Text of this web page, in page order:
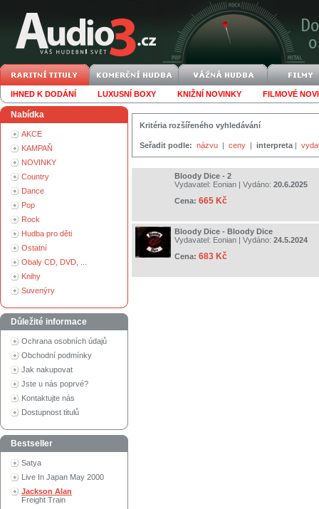
IHNED K DODÁNÍ LUXUSNÍ BOXY KNIŽNÍ NOVINKY FILMOVÉ
Nabídka
AKCE
KAMPAŇ
NOVINKY
Country
Dance
Pop
Rock
Hudba pro děti
Ostatní
Obaly CD, DVD, ...
Knihy
Suvenýry
Důležité informace
Ochrana osobních údajů
Obchodní podmínky
Jak nakupovat
Jste u nás poprvé?
Kontaktujte nás
Dostupnost titulů
Bestseller
Satya
Live In Japan May 2000
Jackson Alan
Freight Train
Kritéria rozšířeného vyhledávání
Seřadit podle: názvu | ceny | interpreta |
Bloody Dice - 2
Vydavatel: Eonian | Vydáno: 20.6.2025
Cena: 665 Kč
Bloody Dice - Bloody Dice
Vydavatel: Eonian | Vydáno: 24.5.2024
Cena: 683 Kč